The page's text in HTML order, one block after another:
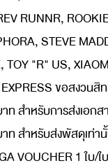
RUNNR,
STEVE
TOY "R" US,
ขอสงวนสิ
ท สำหรับการส่งเอกส
ท สำหรับส่งพัสดุเท่า
VOUCHER 1 ใบ/ใ